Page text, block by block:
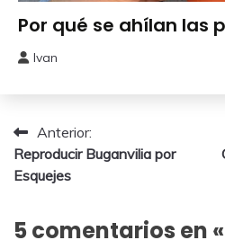
Huerto
Urbano
Por qué se ahílan las
octubre,
Ivan
Navegación
de
Anterior:
Reproducir Buganvilia por
Esquejes
5 comentarios en «